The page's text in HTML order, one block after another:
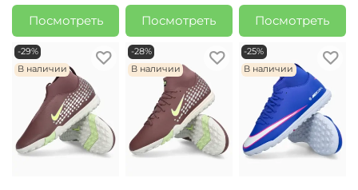
Посмотреть
Посмотреть
Посмотреть
-29%
В наличии
-28%
В наличии
-25%
В наличии